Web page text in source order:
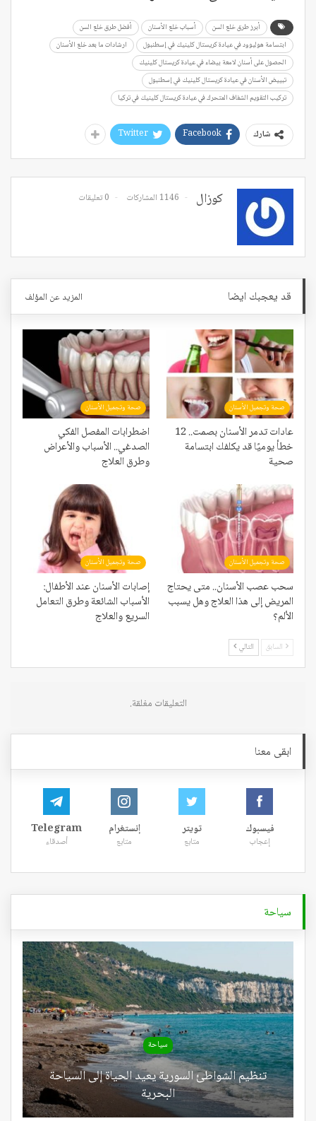
أبرز طرق خلع السن أسباب خلع الأسنان
أفضل طرق خلع السن
ابتسامة هوليوود في عيادة كريستال كلينيك في إسطنبول
ارشادات ما بعد خلع الأسنان
الحصول على أسنان لامعة بيضاء في عيادة كريستال كلينيك
تبييض الأسنان في عيادة كريستال كلينيك في إسطنبول
تركيب التقويم الشفاف المتحرك في عيادة كريستال كلينيك في تركيا
شارك Facebook
Twitter
كوزال 1146 المشاركات 0 تعليقات
قد يعجبك ايضا المزيد عن المؤلف
صحة وتجميل الأسنان
عادات تدمر الأسنان بصمت.. 12
خطأ يوميًا قد يكلفك ابتسامة
صحية
صحة وتجميل الأسنان
اضطرابات المفصل الفكي
الصدغي.. الأسباب والأعراض
وطرق العلاج
صحة وتجميل الأسنان
سحب عصب الأسنان.. متى يحتاج
المريض إلى هذا العلاج وهل يسبب
الألم؟
صحة وتجميل الأسنان
إصابات الأسنان عند الأطفال:
الأسباب الشائعة وطرق التعامل
السريع والعلاج
السابق التالي
التعليقات مغلقة.
ابقى معنا
فيسبوك
إعجاب
تويتر
متابع
إنستغرام
متابع
Telegram
أصدقاء
سياحة
سياحة
تنظيم الشواطئ السورية يعيد الحياة إلى السياحة
البحرية